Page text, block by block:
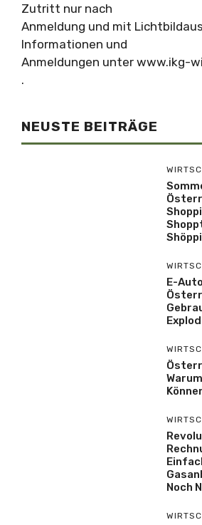
Zutritt nur nach
Anmeldung und mit
Informationen und
Anmeldungen unter www.ikg-
.
NEUSTE BEITRÄGE
E-
Noch